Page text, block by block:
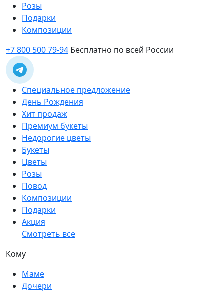
Розы
Подарки
Композиции
+7 800 500 79-94 Бесплатно по всей России
Специальное предложение
День Рождения
Хит продаж
Премиум букеты
Недорогие цветы
Букеты
Цветы
Розы
Повод
Композиции
Подарки
Акция
Смотреть все
Кому
Маме
Дочери